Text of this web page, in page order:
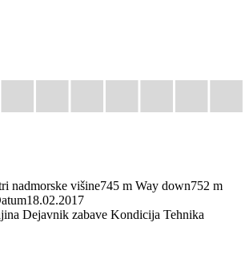
nadmorske višine745 m Way down752 m
18.02.2017
Dejavnik zabave Kondicija Tehnika